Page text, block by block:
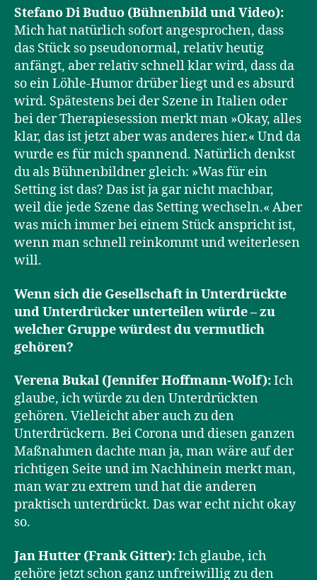
Stefano Di Buduo (Bühnenbild und Video):
Mich hat natürlich sofort angesprochen, dass
das Stück so pseudonormal, relativ heutig
anfängt, aber relativ schnell klar wird, dass da
so ein Löhle-Humor drüber liegt und es absurd
wird. Spätestens bei der Szene in Italien oder
bei der Therapiesession merkt man »Okay, alles
klar, das ist jetzt aber was anderes hier.« Und da
wurde es für mich spannend. Natürlich denkst
du als Bühnenbildner gleich: »Was für ein
Setting ist das? Das ist ja gar nicht machbar,
weil die jede Szene das Setting wechseln.« Aber
was mich immer bei einem Stück anspricht ist,
wenn man schnell reinkommt und weiterlesen
will.
Wenn sich die Gesellschaft in Unterdrückte
und Unterdrücker unterteilen würde – zu
welcher Gruppe würdest du vermutlich
gehören?
Verena Bukal (Jennifer Hoffmann-Wolf):Ich
glaube, ich würde zu den Unterdrückten
gehören. Vielleicht aber auch zu den
Unterdrückern. Bei Corona und diesen ganzen
Maßnahmen dachte man ja, man wäre auf der
richtigen Seite und im Nachhinein merkt man,
man war zu extrem und hat die anderen
praktisch unterdrückt. Das war echt nicht okay
so.
Jan Hutter (Frank Gitter):Ich glaube, ich
gehöre jetzt schon ganz unfreiwillig zu den